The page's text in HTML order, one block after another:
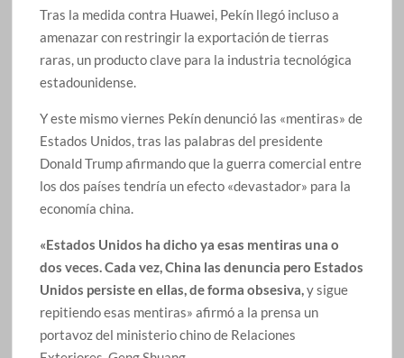
Tras la medida contra Huawei, Pekín llegó incluso a
amenazar con restringir la exportación de tierras
raras, un producto clave para la industria tecnológica
estadounidense.
Y este mismo viernes Pekín denunció las «mentiras» de
Estados Unidos, tras las palabras del presidente
Donald Trump afirmando que la guerra comercial entre
los dos países tendría un efecto «devastador» para la
economía china.
«Estados Unidos ha dicho ya esas mentiras una o
dos veces. Cada vez, China las denuncia pero Estados
Unidos persiste en ellas, de forma obsesiva,y sigue
repitiendo esas mentiras» afirmó a la prensa un
portavoz del ministerio chino de Relaciones